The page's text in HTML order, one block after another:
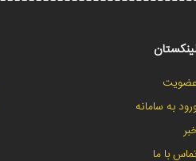
عضویت
به سامانه
با ما